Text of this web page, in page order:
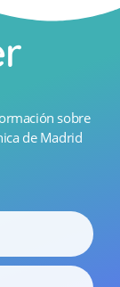
sobre
de Madrid